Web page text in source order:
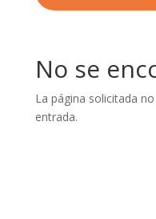
No se
La página solicitada
entrada.